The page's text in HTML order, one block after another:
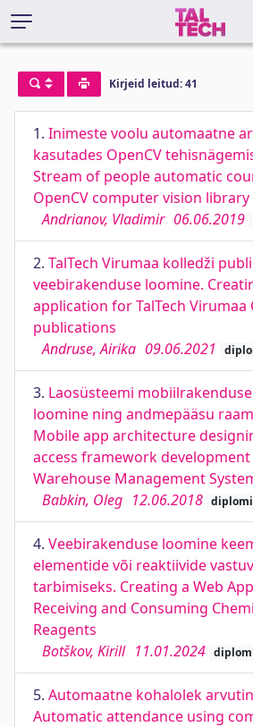
Kirjeid leitud: 41
1. Inimeste voolu automaatne
kasutades OpenCV
Stream of people automatic
OpenCV computer vision library
Andrianov, Vladimir 06.06.2019
2. TalTech Virumaa kolledži
veebirakenduse loomine.
application for TalTech Virumaa
publications
Andruse, Airika 09.06.2021
3. Laosüsteemi
loomine ning andmepääsu
Mobile app architecture
access framework
Warehouse Management
Babkin, Oleg 12.06.2018
4. Veebirakenduse loomine
elementide või reaktiivide
tarbimiseks. Creating a Web
Receiving and Consuming
Reagents
Botškov, Kirill 11.01.2024
5. Automaatne kohalolek
Automatic attendance using